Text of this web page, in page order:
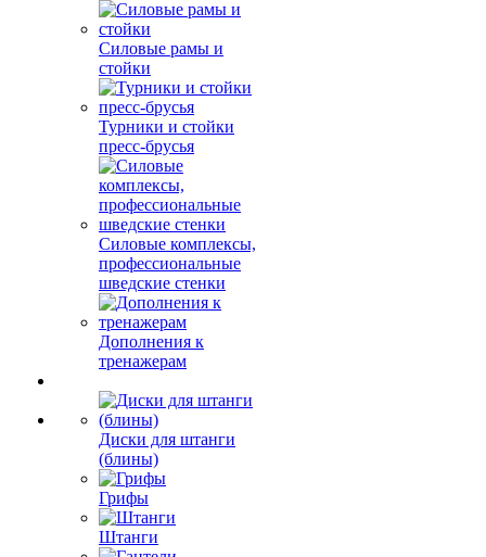
Силовые рамы и
стойки
Турники и стойки
пресс-брусья
Силовые комплексы,
профессиональные
шведские стенки
Дополнения к
тренажерам
Диски для штанги
(блины)
Грифы
Штанги